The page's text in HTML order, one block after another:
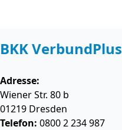
BKK VerbundPlus
Adresse:
Wiener Str. 80 b
01219 Dresden
Telefon: 0800 2 234 987